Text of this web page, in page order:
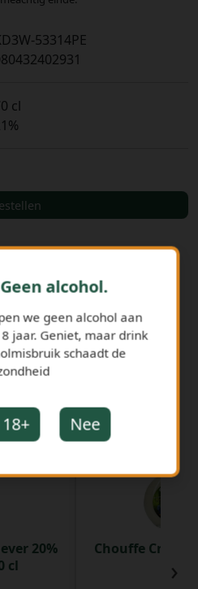
53314PE
cl
20%
cl
Chouffe Cream
›
alcohol.
we geen alcohol aan
jaar. Geniet, maar drink
schaadt de
Nee